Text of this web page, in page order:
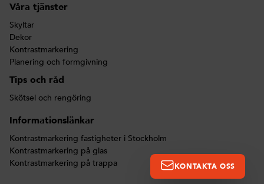
Våra tjänster
Skyltar
Dekor
Kontrastmarkering
Planering och formgivning
Tips och råd
Skötsel och rengöring
Informationslänkar
Kontrastmarkering fastigheter i Stockholm
Kontrastmarkering på glas
Kontrastmarkering på trappa
KONTAKTA OSS